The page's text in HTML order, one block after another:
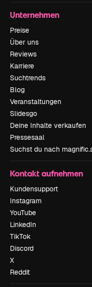
Unternehmen
Preise
Über uns
Reviews
Karriere
Suchtrends
Blog
Veranstaltungen
Slidesgo
Deine Inhalte verkaufen
Pressesaal
Suchst du nach
Kontakt aufnehmen
Kundensupport
Instagram
YouTube
LinkedIn
TikTok
Discord
X
Reddit